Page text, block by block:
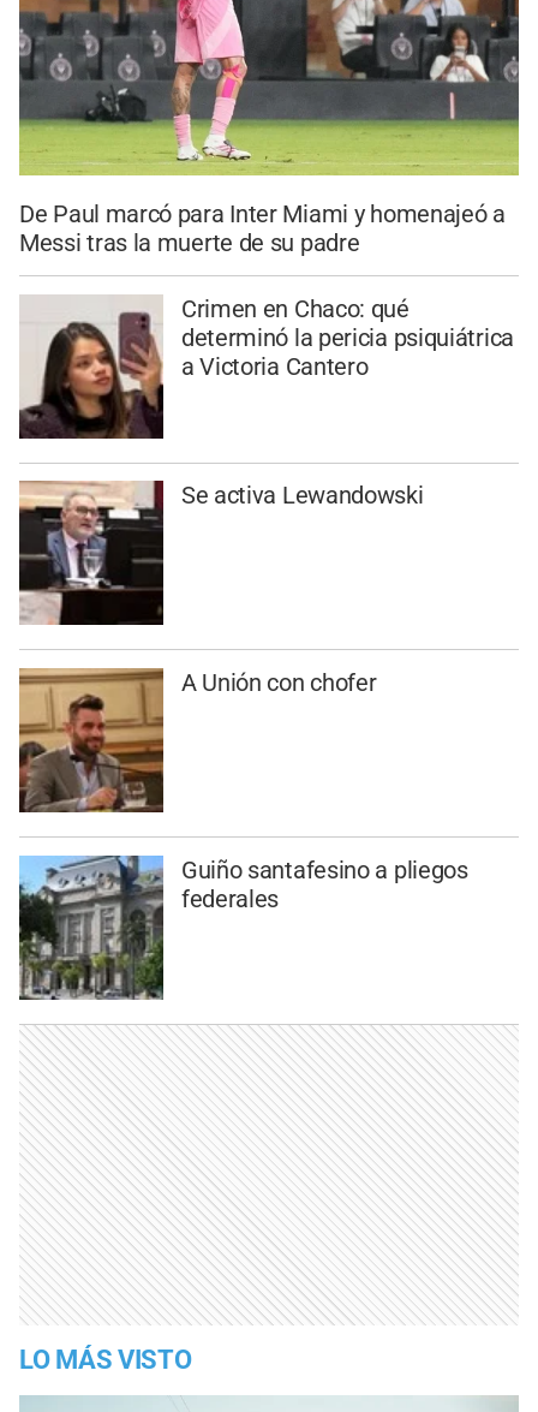
De Paul marcó para Inter Miami y homenajeó a
Messi tras la muerte de su padre
Crimen en Chaco: qué
determinó la pericia psiquiátrica
a Victoria Cantero
Se activa Lewandowski
A Unión con chofer
Guiño santafesino a pliegos
federales
LO MÁS VISTO